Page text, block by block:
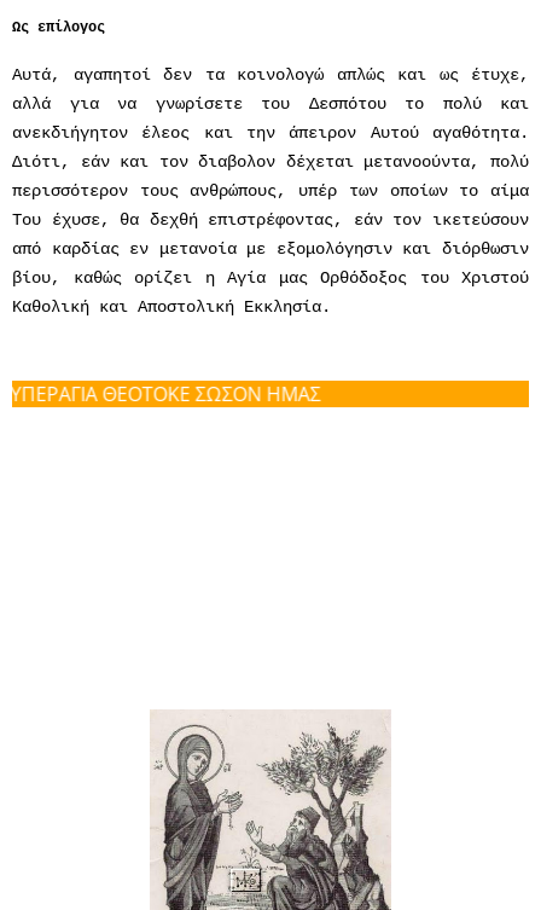
Ως επίλογος
Αυτά, αγαπητοί δεν τα κοινολογώ απλώς και ως έτυχε,
αλλά για να γνωρίσετε του Δεσπότου το πολύ και
ανεκδιήγητον έλεος και την άπειρον Αυτού αγαθότητα.
Διότι, εάν και τον διαβολον δέχεται μετανοούντα, πολύ
περισσότερον τους ανθρώπους, υπέρ των οποίων το αίμα
Του έχυσε, θα δεχθή επιστρέφοντας, εάν τον ικετεύσουν
από καρδίας εν μετανοία με εξομολόγησιν και διόρθωσιν
βίου, καθώς ορίζει η Αγία μας Ορθόδοξος του Χριστού
Καθολική και Αποστολική Εκκλησία.
ΘΕΟΤΟΚΕ ΣΩΣΟΝ ΗΜΑΣ